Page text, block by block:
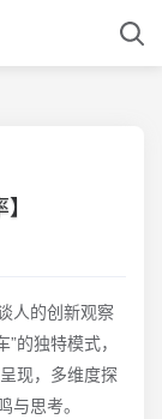
人的创新观察
的独特模式，
现，多维度探
思考。